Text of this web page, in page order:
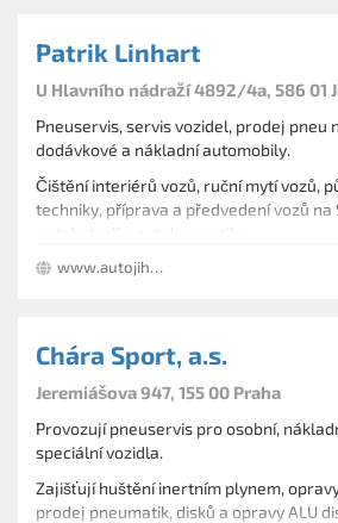
Patrik Linhart
U Hlavního nádraží 4892/4a, 586 01
Pneuservis, servis vozidel, prodej pneu
dodávkové a nákladní automobily.
Čištění interiérů vozů, ruční mytí vozů,
techniky, příprava a předvedení vozů na
www.autojihlava.cz
Chára Sport, a.s.
Jeremiášova 947, 155 00 Praha
Provozují pneuservis pro osobní,
speciální vozidla.
Zajišťují huštění inertním plynem,
prodej pneumatik, disků a opravy ALU